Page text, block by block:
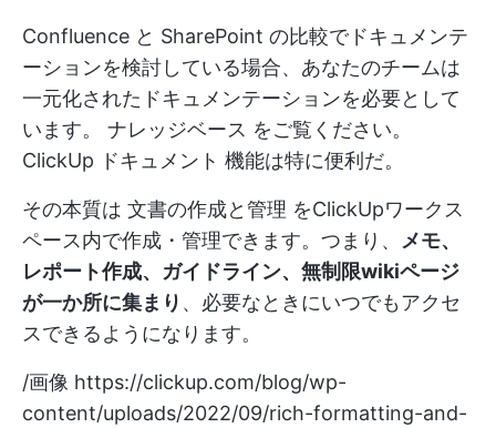
Confluence と SharePoint の比較でドキュメンテ
ーションを検討している場合、あなたのチームは
一元化されたドキュメンテーションを必要として
います。 ナレッジベース をご覧ください。
ClickUp ドキュメント 機能は特に便利だ。
その本質は 文書の作成と管理 をClickUpワークス
ペース内で作成・管理できます。つまり、
メモ、
レポート作成、ガイドライン、無制限wikiページ
が一か所に集まり 、必要なときにいつでもアクセ
スできるようになります。
/画像 https://clickup.com/blog/wp-
content/uploads/2022/09/rich-formatting-and-